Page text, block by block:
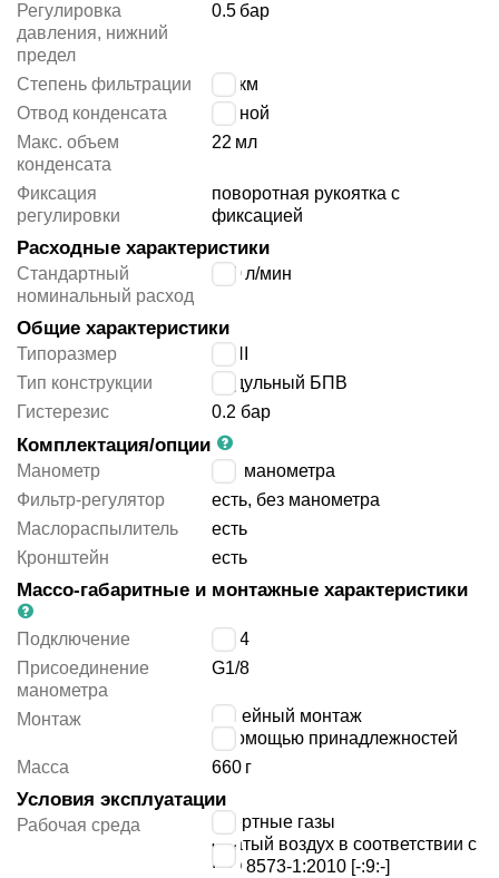
Регулировка
давления, нижний
предел
0.5 бар
Степень фильтрации
5 мкм
Отвод конденсата
ручной
Макс. объем
конденсата
22 мл
Фиксация
регулировки
поворотная рукоятка с
фиксацией
Расходные характеристики
Стандартный
номинальный расход
850 л/мин
Общие характеристики
Типоразмер
Тип конструкции
модульный БПВ
Гистерезис
0.2 бар
Комплектация/опции
Манометр
без манометра
Фильтр-регулятор
есть, без манометра
Маслораспылитель
есть
Кронштейн
есть
Массо-габаритные и монтажные характеристики
Подключение
G1/4
Присоединение
манометра
G1/8
Монтаж
линейный монтаж
с помощью принадлежностей
Масса
660 г
Условия эксплуатации
Рабочая среда
инертные газы
сжатый воздух в соответствии с
ISO 8573-1:2010 [-:9:-]